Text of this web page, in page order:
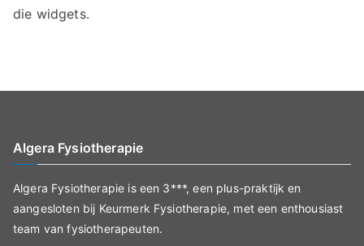
die widgets.
Algera Fysiotherapie
Algera Fysiotherapie is een 3***, een plus-praktijk en
aangesloten bij Keurmerk Fysiotherapie, met een enthousiast
team van fysiotherapeuten.